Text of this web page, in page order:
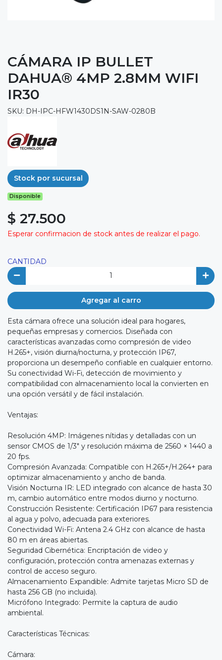
CÁMARA IP BULLET
DAHUA® 4MP 2.8MM WIFI
IR30
SKU: DH-IPC-HFW1430DS1N-SAW-0280B
Stock por sucursal
Disponible
$ 27.500
Esperar confirmacion de stock antes de realizar el pago.
CANTIDAD
Agregar al carro
Esta cámara ofrece una solución ideal para hogares,
pequeñas empresas y comercios. Diseñada con
características avanzadas como compresión de video
H.265+, visión diurna/nocturna, y protección IP67,
proporciona un desempeño confiable en cualquier entorno.
Su conectividad Wi-Fi, detección de movimiento y
compatibilidad con almacenamiento local la convierten en
una opción versátil y de fácil instalación.
Ventajas:
Resolución 4MP: Imágenes nítidas y detalladas con un
sensor CMOS de 1/3" y resolución máxima de 2560 × 1440 a
20 fps.
Compresión Avanzada: Compatible con H.265+/H.264+ para
optimizar almacenamiento y ancho de banda.
Visión Nocturna IR: LED integrado con alcance de hasta 30
m, cambio automático entre modos diurno y nocturno.
Construcción Resistente: Certificación IP67 para resistencia
al agua y polvo, adecuada para exteriores.
Conectividad Wi-Fi: Antena 2.4 GHz con alcance de hasta
80 m en áreas abiertas.
Seguridad Cibernética: Encriptación de video y
configuración, protección contra amenazas externas y
control de acceso seguro.
Almacenamiento Expandible: Admite tarjetas Micro SD de
hasta 256 GB (no incluida).
Micrófono Integrado: Permite la captura de audio
ambiental.
Características Técnicas:
Cámara: